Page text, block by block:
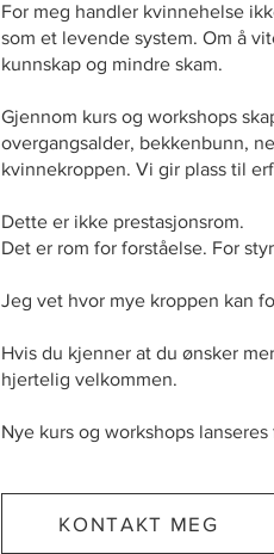
For meg handler kvinnehelse
som et levende system. Om å
kunnskap og mindre skam.
Gjennom kurs og workshops
overgangsalder, bekkenbunn,
kvinnekroppen. Vi gir plass til
Dette er ikke prestasjonsrom.
Det er rom for forståelse. For
Jeg vet hvor mye kroppen kan
Hvis du kjenner at du ønsker
hjertelig velkommen.
Nye kurs og workshops
KONTAKT MEG